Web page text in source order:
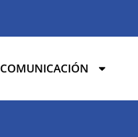
COMUNICACIÓN